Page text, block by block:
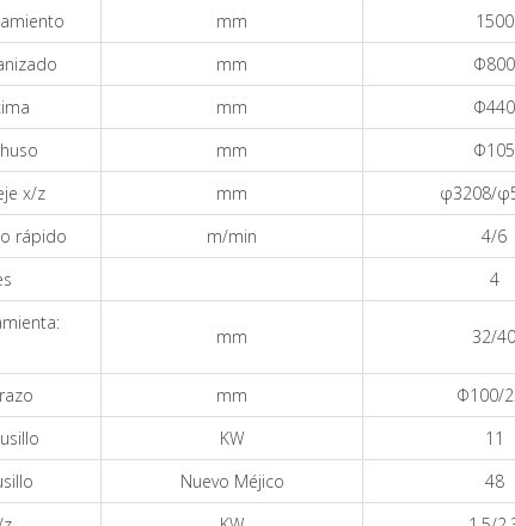
mm
1500
mm
Φ800
mm
Φ440
mm
Φ105
x/z
mm
φ3208/
rápido
m/min
4/6
4
mm 32/40
mm
Φ100/
KW
11
Nuevo Méjico
48